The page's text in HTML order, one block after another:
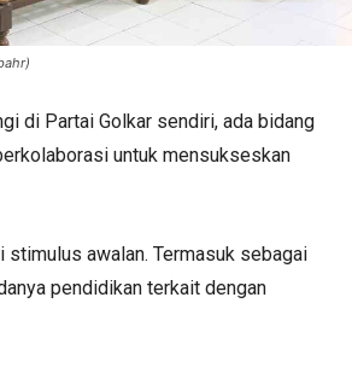
di Partai Golkar sendiri, ada bidang
untuk mensukseskan
awalan. Termasuk sebagai
pendidikan terkait dengan